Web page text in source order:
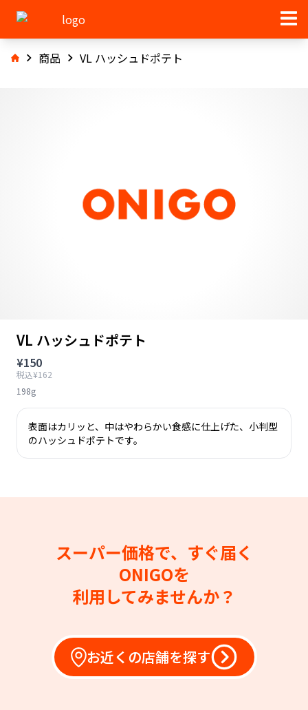
商品 VL ハッシュドポテト
VL ハッシュドポテト
¥150
税込¥162
198g
表面はカリッと、中はやわらかい食感に仕上げた、小判型
のハッシュドポテトです。
スーパー価格で、すぐ届く
ONIGOを
利用してみませんか？
お近くの店舗を探す